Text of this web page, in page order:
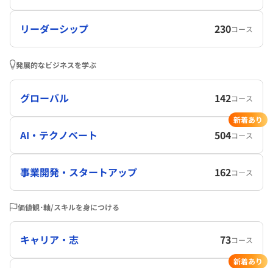
リーダーシップ 230コース
発展的なビジネスを学ぶ
グローバル 142コース
AI・テクノベート 504コース
新着あり
事業開発・スタートアップ 162コース
価値観･軸/スキルを身につける
キャリア・志 73コース
新着あり